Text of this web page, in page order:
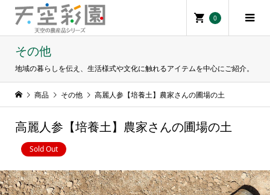
0
その他
地域の暮らしを伝え、生活様式や文化に触れるアイテムを中心にご紹介。
商品 その他 高麗人参【培養土】農家さんの圃場の土
高麗人参【培養土】農家さんの圃場の土
Sold Out